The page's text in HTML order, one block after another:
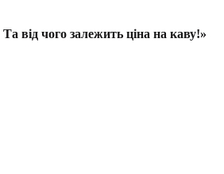
від чого залежить ціна на каву!»